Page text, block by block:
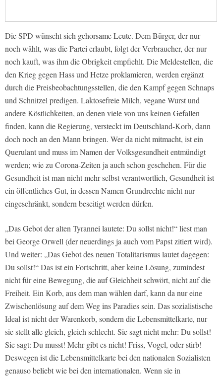
Die SPD wünscht sich gehorsame Leute. Dem Bürger, der nur
noch wählt, was die Partei erlaubt, folgt der Verbraucher, der nur
noch kauft, was ihm die Obrigkeit empfiehlt. Die Meldestellen, die
den Krieg gegen Hass und Hetze proklamieren, werden ergänzt
durch die Preisbeobachtungsstellen, die den Kampf gegen Schnaps
und Schnitzel predigen. Laktosefreie Milch, vegane Wurst und
andere Köstlichkeiten, an denen viele von uns keinen Gefallen
finden, kann die Regierung, versteckt im Deutschland-Korb, dann
doch noch an den Mann bringen. Wer da nicht mitmacht, ist ein
Querulant und muss im Namen der Volksgesundheit entmündigt
werden; wie zu Corona-Zeiten ja auch schon geschehen. Für die
Gesundheit ist man nicht mehr selbst verantwortlich, Gesundheit ist
ein öffentliches Gut, in dessen Namen Grundrechte nicht nur
eingeschränkt, sondern beseitigt werden dürfen.
„Das Gebot der alten Tyrannei lautete: Du sollst nicht!“ liest man
bei George Orwell (der neuerdings ja auch vom Papst zitiert wird).
Und weiter: „Das Gebot des neuen Totalitarismus lautet dagegen:
Du sollst!“ Das ist ein Fortschritt, aber keine Lösung, zumindest
nicht für eine Bewegung, die auf Gleichheit schwört, nicht auf die
Freiheit. Ein Korb, aus dem man wählen darf, kann da nur eine
Zwischenlösung auf dem Weg ins Paradies sein. Das sozialistische
Ideal ist nicht der Warenkorb, sondern die Lebensmittelkarte, nur
sie stellt alle gleich, gleich schlecht. Sie sagt nicht mehr: Du sollst!
Sie sagt: Du musst! Mehr gibt es nicht! Friss, Vogel, oder stirb!
Deswegen ist die Lebensmittelkarte bei den nationalen Sozialisten
genauso beliebt wie bei den internationalen. Wenn sie in